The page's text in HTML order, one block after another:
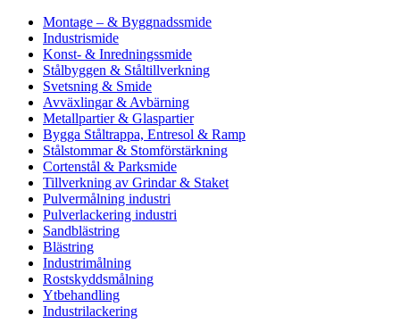
Montage – & Byggnadssmide
Industrismide
Konst- & Inredningssmide
Stålbyggen & Ståltillverkning
Svetsning & Smide
Avväxlingar & Avbärning
Metallpartier & Glaspartier
Bygga Ståltrappa, Entresol & Ramp
Stålstommar & Stomförstärkning
Cortenstål & Parksmide
Tillverkning av Grindar & Staket
Pulvermålning industri
Pulverlackering industri
Sandblästring
Blästring
Industrimålning
Rostskyddsmålning
Ytbehandling
Industrilackering